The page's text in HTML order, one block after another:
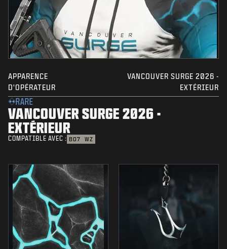
APPARENCE
D'OPÉRATEUR
VANCOUVER SURGE 2026 -
EXTÉRIEUR
RARE
VANCOUVER SURGE 2026 -
EXTÉRIEUR
COMPATIBLE AVEC : BO7 WZ